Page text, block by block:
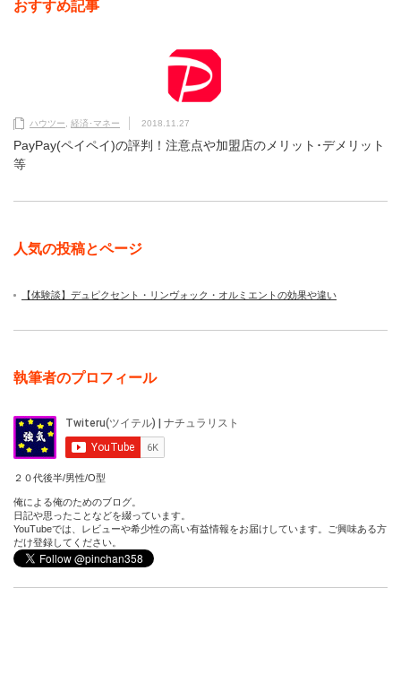
おすすめ記事
ハウツー 経済･マネー 2018.11.27
PayPay(ペイペイ)の評判！注意点や加盟店のメリット･デメリット
等
人気の投稿とページ
【体験談】デュピクセント・リンヴォック・オルミエントの効果や違い
執筆者のプロフィール
２０代後半/男性/O型
俺による俺のためのブログ。
日記や思ったことなどを綴っています。
YouTubeでは、レビューや希少性の高い有益情報をお届けしています。ご興味ある方
だけ登録してください。